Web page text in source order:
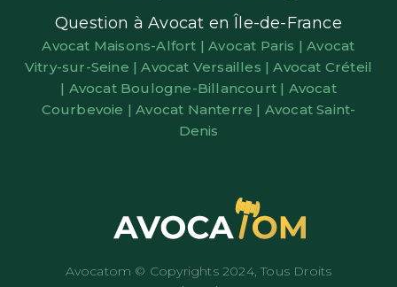
Question à Avocat en Île-de-France
Avocat Maisons-Alfort |Avocat Paris |Avocat
Vitry-sur-Seine |Avocat Versailles |Avocat Créteil
| Avocat Boulogne-Billancourt | Avocat
Courbevoie |Avocat Nanterre | Avocat Saint-
Denis
Avocatom © Copyrights 2024, Tous Droits